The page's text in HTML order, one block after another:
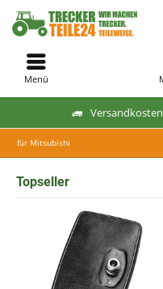
Menü
für Mitsubishi
Topseller